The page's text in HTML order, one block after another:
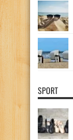
SPORT